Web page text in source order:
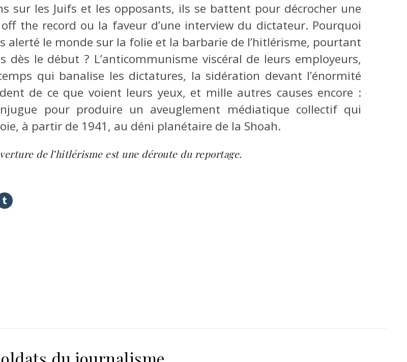
sur les Juifs et les opposants, ils se battent pour décrocher une
off the record ou la faveur d’une interview du dictateur. Pourquoi
alerté le monde sur la folie et la barbarie de l’hitlérisme, pourtant
dès le début ? L’anticommunisme viscéral de leurs employeurs,
qui banalise les dictatures, la sidération devant l’énormité
de ce que voient leurs yeux, et mille autres causes encore :
pour produire un aveuglement médiatique collectif qui
à partir de 1941, au déni planétaire de la Shoah.
de l’hitlérisme est une déroute du reportage.